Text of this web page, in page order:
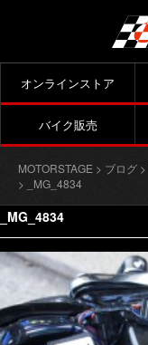
オンラインストア
バイク販売
MOTORSTAGE > ブログ >
> _MG_4834
_MG_4834